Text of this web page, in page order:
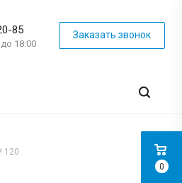
85
18:00
Заказать звонок
120
0